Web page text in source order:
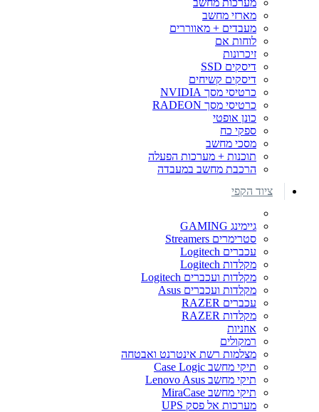
מערכות מחשב
מארזי מחשב
מעבדים + מאווררים
לוחות אם
זיכרונות
דיסקים SSD
דיסקים קשיחים
כרטיסי מסך NVIDIA
כרטיסי מסך RADEON
כונן אופטי
ספקי כח
מסכי מחשב
תוכנות + מערכות הפעלה
הרכבת מחשב במעבדה
ציוד הקפי
גיימינג GAMING
סטרימרים Streamers
עכברים Logitech
מקלדות Logitech
מקלדות ועכברים Logitech
מקלדות ועכברים Asus
עכברים RAZER
מקלדות RAZER
אוזניות
רמקולים
מצלמות רשת אינטרנט ואבטחה
תיקי מחשב Case Logic
תיקי מחשב Lenovo Asus
תיקי מחשב MiraCase
מערכות אל פסק UPS